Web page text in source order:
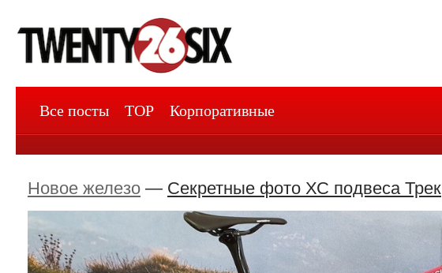
Все посты TOP Корпоративные
Новое железо — Секретные фото ХС подвеса Трек